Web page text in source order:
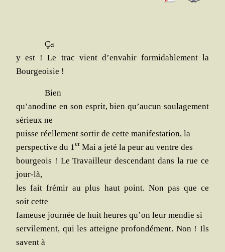
Ça
y est ! Le trac vient d’en­va­hir for­mi­da­ble­ment la
Bourgeoisie !
Bien
qu’a­no­dine en son esprit, bien qu’au­cun sou­la­ge­ment
sérieux ne
puisse réel­le­ment sor­tir de cette mani­fes­ta­tion, la
pers­pec­tive du 1erMai a jeté la peur au ventre des
bour­geois ! Le Tra­vailleur des­cen­dant dans la rue ce
jour-là,
les fait fré­mir au plus haut point. Non pas que ce
soit cette
fameuse jour­née de huit heures qu’on leur men­die si
ser­vi­le­ment, qui les atteigne pro­fon­dé­ment. Non ! Ils
savent à